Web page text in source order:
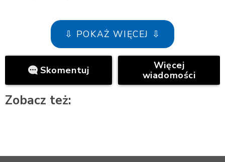
⇩ POKAŻ WIĘCEJ ⇩
Skomentuj
Więcej
wiadomości
Zobacz też: